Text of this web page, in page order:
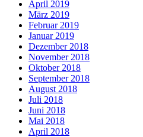
April 2019
März 2019
Februar 2019
Januar 2019
Dezember 2018
November 2018
Oktober 2018
September 2018
August 2018
Juli 2018
Juni 2018
Mai 2018
April 2018